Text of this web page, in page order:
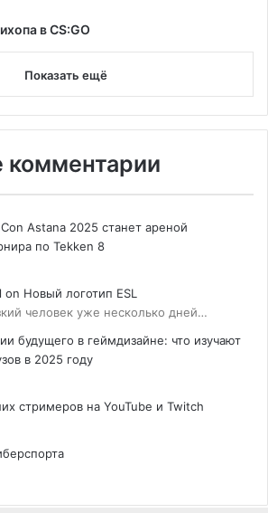
в CS:GO
Показать ещё
комментарии
Astana 2025 станет ареной
по Tekken 8
on Новый логотип ESL
человек уже несколько дней…
будущего в геймдизайне: что изучают
в 2025 году
стримеров на YouTube и Twitch